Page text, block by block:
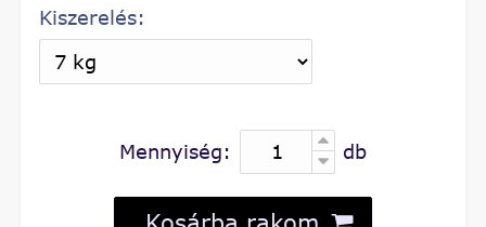
Kiszerelés:
Mennyiség: db
Kosárba rakom